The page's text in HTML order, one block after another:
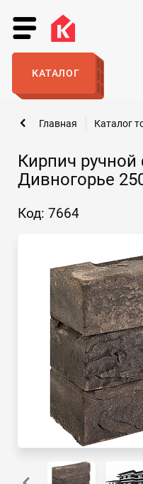
КАТАЛОГ
Кирпич
Дивногорье
Главная Каталог
Код: 7664